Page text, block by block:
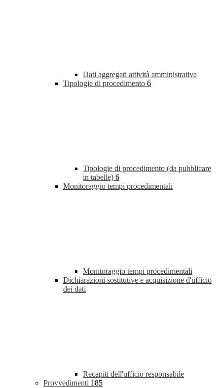
Dati aggregati attività amministrativa
Tipologie di procedimento 6
Tipologie di procedimento (da pubblicare
in tabelle) 6
Monitoraggio tempi procedimentali
Monitoraggio tempi procedimentali
Dichiarazioni sostitutive e acquisizione d'ufficio
dei dati
Recapiti dell'ufficio responsabile
Provvedimenti 185